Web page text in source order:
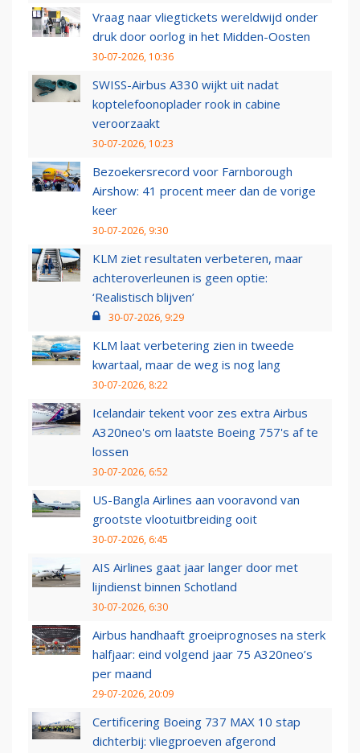
Vraag naar vliegtickets wereldwijd onder
druk door oorlog in het Midden-Oosten
30-07-2026, 10:36
SWISS-Airbus A330 wijkt uit nadat
koptelefoonoplader rook in cabine
veroorzaakt
30-07-2026, 10:23
Bezoekersrecord voor Farnborough
Airshow: 41 procent meer dan de vorige
keer
30-07-2026, 9:30
KLM ziet resultaten verbeteren, maar
achteroverleunen is geen optie:
‘Realistisch blijven’
30-07-2026, 9:29
KLM laat verbetering zien in tweede
kwartaal, maar de weg is nog lang
30-07-2026, 8:22
Icelandair tekent voor zes extra Airbus
A320neo's om laatste Boeing 757's af te
lossen
30-07-2026, 6:52
US-Bangla Airlines aan vooravond van
grootste vlootuitbreiding ooit
30-07-2026, 6:45
AIS Airlines gaat jaar langer door met
lijndienst binnen Schotland
30-07-2026, 6:30
Airbus handhaaft groeiprognoses na sterk
halfjaar: eind volgend jaar 75 A320neo’s
per maand
29-07-2026, 20:09
Certificering Boeing 737 MAX 10 stap
dichterbij: vliegproeven afgerond